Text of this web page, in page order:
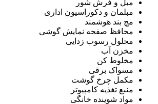
مبل و فرش شور
مبلمان و دکوراسیون اداری
مچ بند هوشمند
محافظ صفحه نمایش گوشی
محلول رسوب زدایی
مخزن آب
مخلوط کن
مسواک برقی
مکمل چرخ گوشت
منبع تغذیه کامپیوتر
مواد شوینده خانگی